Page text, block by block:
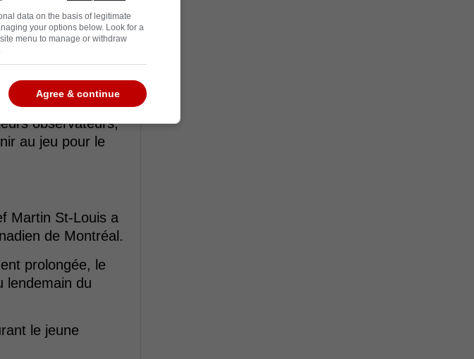
observateurs,
au jeu pour le
Martin St-Louis a
de Montréal.
prolongée, le
lendemain du
le jeune
data on the basis of legitimate
your options below. Look for a
menu to manage or withdraw
Agree & continue